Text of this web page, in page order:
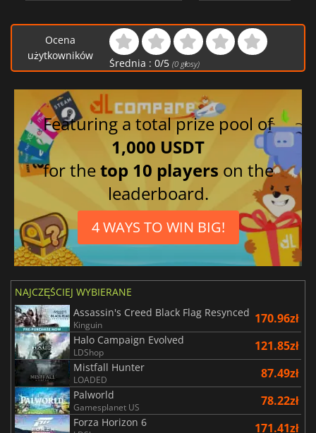
Ocena
użytkowników
Średnia : 0/5 (0głosy)
Featuring a total prize pool of
1,000 USDT
for thetop 10 players on the
leaderboard.
4 WAYS TO WIN BIG!
NAJCZĘŚCIEJ WYBIERANE
Assassin's Creed Black Flag Resynced
Kinguin 170.96zł
Halo Campaign Evolved
LDShop 121.85zł
Mistfall Hunter
LOADED 87.49zł
Palworld
Gamesplanet US 78.22zł
Forza Horizon 6 171.41zł